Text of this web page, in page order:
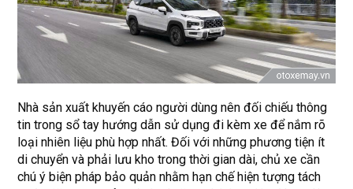
Nhà sản xuất khuyến cáo người dùng nên đối chiếu thông
tin trong sổ tay hướng dẫn sử dụng đi kèm xe để nắm rõ
loại nhiên liệu phù hợp nhất. Đối với những phương tiện ít
di chuyển và phải lưu kho trong thời gian dài, chủ xe cần
chú ý biện pháp bảo quản nhằm hạn chế hiện tượng tách